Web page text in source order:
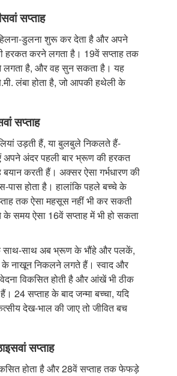
सप्ताह
डुलना शुरू कर देता है और अपने
करने लगता है। 19वें सप्ताह तक
लगता है, और वह सुन सकता है। यह
लंबा होता है, जो आपकी हथेली के
सप्ताह
उड़ती हैं, या बुलबुले निकलते हैं-
अपने अंदर पहली बार भ्रूण की हरकत
करती हैं। अक्सर ऐसा गर्भधारण की
होता है। हालांकि पहले बच्चे के
तक ऐसा महसूस नहीं भी कर सकती
समय ऐसा 16वें सप्ताह में भी हो सकता
साथ-साथ अब भ्रूण के भौंहे और पलकें,
के नाखून निकलने लगते हैं। स्वाद और
विकसित होती है और आंखें भी ठीक
24 सप्ताह के बाद जन्मा बच्चा, यदि
देख-भाल की जाए तो जीवित बच
सप्ताह
होता है और 28वें सप्ताह तक फेफड़े